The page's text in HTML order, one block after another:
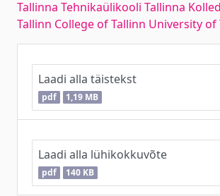
Tallinna Tehnikaülikooli Tallinna
Tallinn College of Tallinn University
Laadi alla täistekst
pdf 1,19 MB
Laadi alla lühikokkuvõte
pdf 140 KB